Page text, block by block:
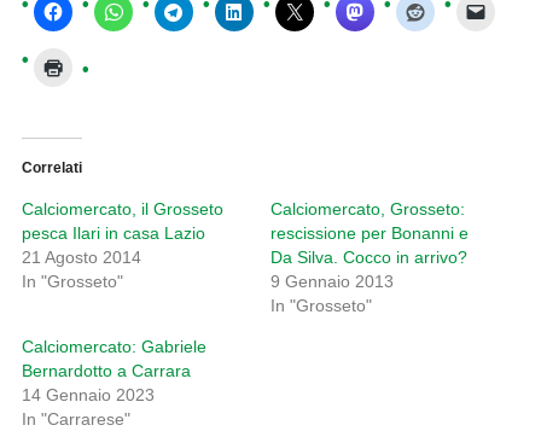
Correlati
Calciomercato, il Grosseto
pesca Ilari in casa Lazio
21 Agosto 2014
In "Grosseto"
Calciomercato, Grosseto:
rescissione per Bonanni e
Da Silva. Cocco in arrivo?
9 Gennaio 2013
In "Grosseto"
Calciomercato: Gabriele
Bernardotto a Carrara
14 Gennaio 2023
In "Carrarese"